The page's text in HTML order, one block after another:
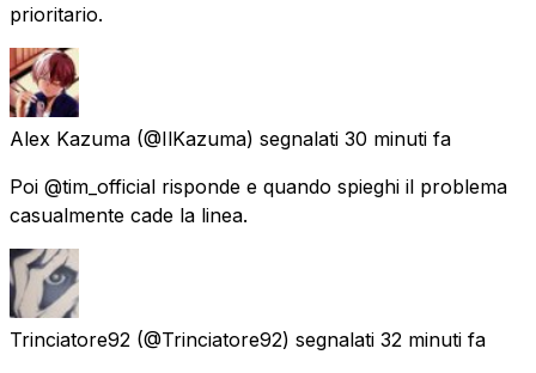
prioritario.
Alex Kazuma (@IlKazuma) segnalati 30 minuti fa
Poi @tim_official risponde e quando spieghi il problema
casualmente cade la linea.
Trinciatore92 (@Trinciatore92) segnalati 32 minuti fa